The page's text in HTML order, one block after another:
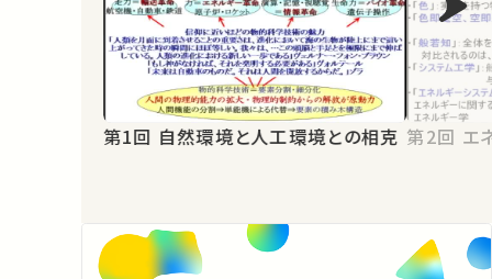
第1回 自然環境と人工環境との相克 第2